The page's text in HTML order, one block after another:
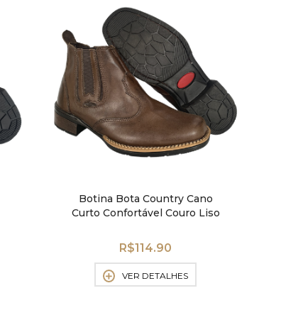
Botina Bota Country Cano
Curto Confortável Couro Liso
R$114.90
VER DETALHES